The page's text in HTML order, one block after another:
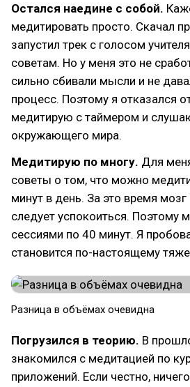
Остался наедине с собой.
медитировать просто. Скачал
запустил трек с голосом
советам. Но у меня это не
сильно сбивали мысли и не
процесс. Поэтому я отказался
медитирую с таймером и
окружающего мира.
Медитирую по многу. Для
советы о том, что можно
минут в день. За это время мозг
следует успокоиться. Поэтому
сессиями по 40 минут. Я
становится по-настоящему
Разница в объёмах очевидна
Погрузился в теорию. В
знакомился с медитацией по
приложений. Если честно,